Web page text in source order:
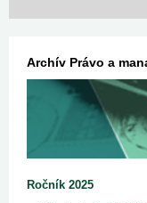
Archív Právo a
Ročník 2025